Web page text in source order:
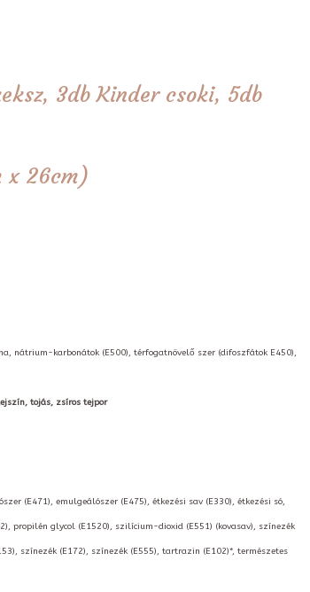
3db Kinder csoki, 5db
x 26cm)
nátrium-karbonátok (E500), térfogatnövelő szer (difoszfátok E450),
tojás, zsíros tejpor
(E471), emulgeálószer (E475), étkezési sav (E330), étkezési só,
propilén glycol (E1520), szilícium-dioxid (E551) (kovasav), színezék
színezék (E172), színezék (E555), tartrazin (E102)*, természetes